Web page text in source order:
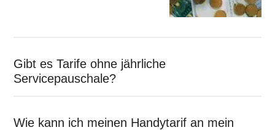
Gibt es Tarife ohne jährliche
Servicepauschale?
Wie kann ich meinen Handytarif an mein